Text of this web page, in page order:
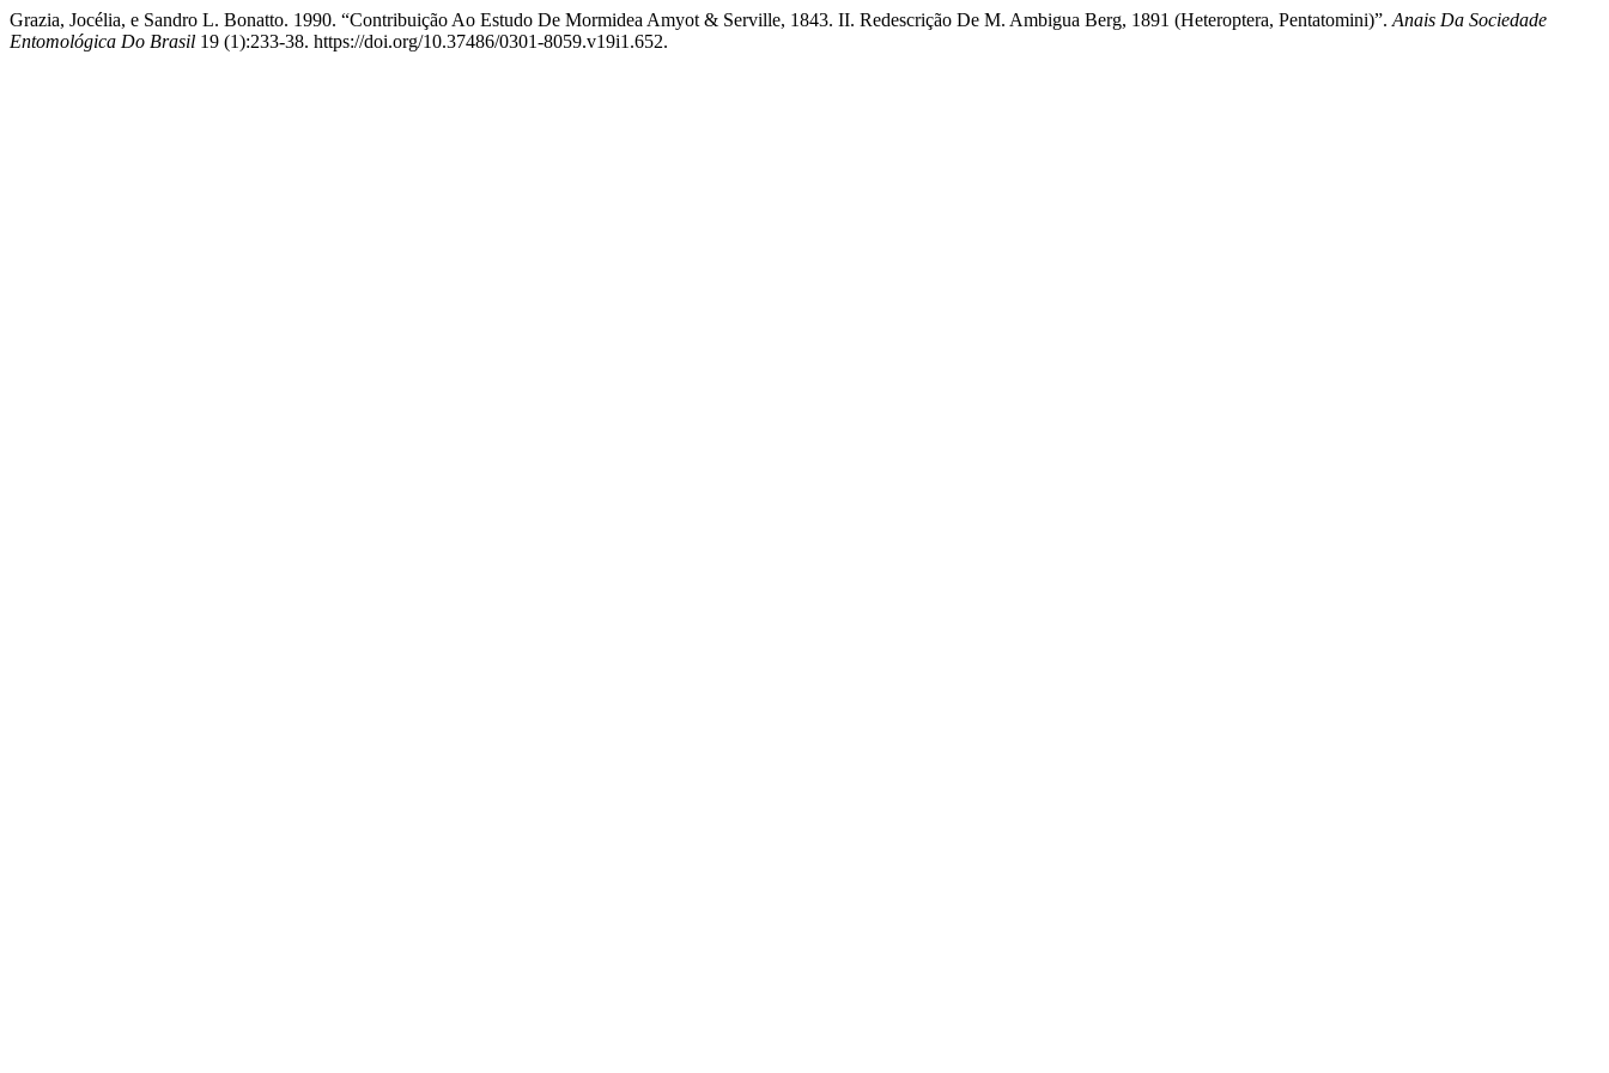
Grazia, Jocélia, e Sandro L. Bonatto. 1990. “Contribuição Ao Estudo De Mormidea Amyot & Serville, 1843. II. Redescrição De M. Ambigua Berg, 1891 (Heteroptera, Pentatomini)”. Anais Da Sociedade
Entomológica Do Brasil 19 (1):233-38. https://doi.org/10.37486/0301-8059.v19i1.652.